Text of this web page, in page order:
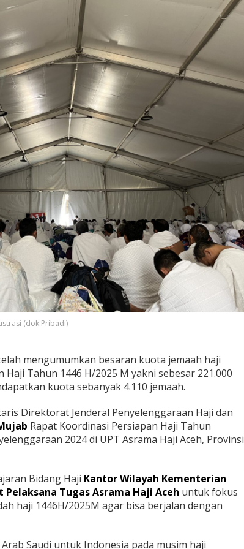
(dok.Pribadi)
mengumumkan besaran kuota jemaah haji
Tahun 1446 H/2025 M yakni sebesar 221.000
kuota sebanyak 4.110 jemaah.
Direktorat Jenderal Penyelenggaraan Haji dan
Rapat Koordinasi Persiapan Haji Tahun
2024 di UPT Asrama Haji Aceh, Provinsi
Bidang Haji Kantor Wilayah Kementerian
Tugas Asrama Haji Aceh untuk fokus
haji 1446H/2025M agar bisa berjalan dengan
Saudi untuk Indonesia pada musim haji